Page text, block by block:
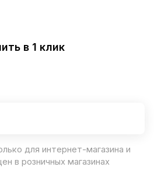
в 1 клик
для интернет-магазина и
в розничных магазинах